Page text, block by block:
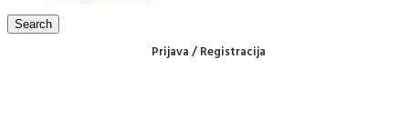
Search
Prijava / Registracija